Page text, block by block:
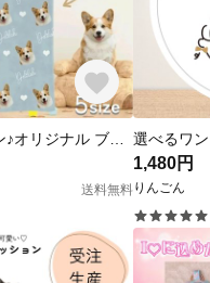
送料無料
1,480円
りんごん